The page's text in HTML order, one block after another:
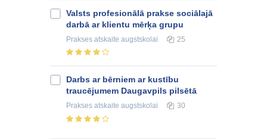
Valsts profesionālā prakse sociālajā
darbā ar klientu mērķa grupu
Prakses atskaite augstskolai 25
Darbs ar bērniem ar kustību
traucējumem Daugavpils pilsētā
Prakses atskaite augstskolai 30